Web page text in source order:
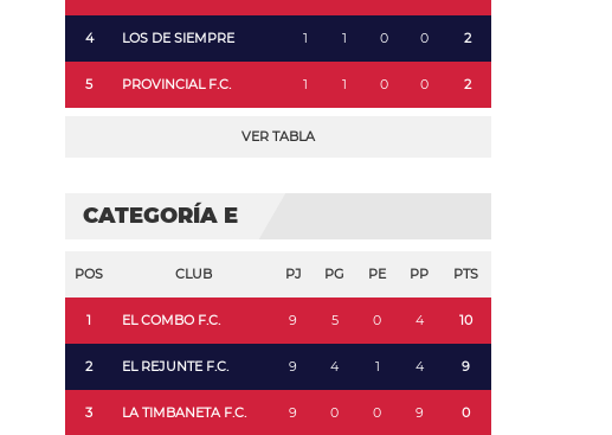
4 LOS DE SIEMPRE 1 1 0 0 2
5 PROVINCIAL F.C. 1 1 0 0 2
VER TABLA
CATEGORÍA E
POS CLUB PJ PG PE PP PTS
1 EL COMBO F.C. 9 5 0 4 10
2 EL REJUNTE F.C. 9 4 1 4 9
3 LA TIMBANETA F.C. 9 0 0 9 0